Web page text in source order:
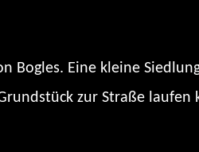
Bogles. Eine kleine
zur Straße laufen